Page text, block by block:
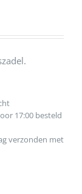
17:00 besteld
verzonden met